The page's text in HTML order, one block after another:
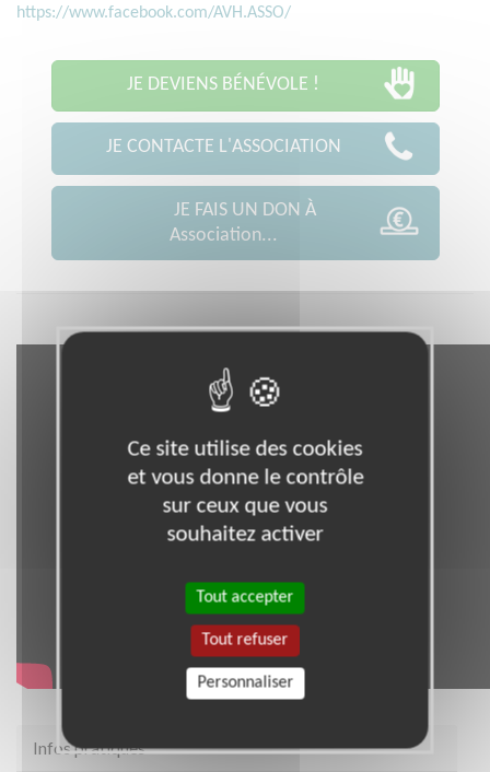
https://www.facebook.com/AVH.ASSO/
JE DEVIENS BÉNÉVOLE !
JE CONTACTE L'ASSOCIATION
JE FAIS UN DON À
Association...
Infos pratiques
Ce site utilise des cookies
et vous donne le contrôle
sur ceux que vous
souhaitez activer
Tout accepter
Tout refuser
Personnaliser